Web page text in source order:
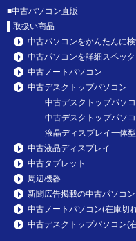
■中古パソコン直販
取扱い商品
中古パソコンをかんたんに
中古パソコンを詳細スペッ
中古ノートパソコン
中古デスクトップパソコン
中古デスクトップパソ
中古デスクトップパソ
液晶ディスプレイ一体
中古液晶ディスプレイ
中古タブレット
周辺機器
新聞広告掲載の中古パソコン
中古ノートパソコン(在庫切
中古デスクトップパソコン(